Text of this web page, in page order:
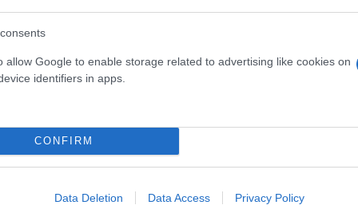
allow Google to enable storage related to advertising like cookies on
identifiers in apps.
CONFIRM
Data Deletion Data Access Privacy Policy
αντίστοιχα μέτρα της ενεργειακής κρίσης του
στις τιμές ενέργειας.
με στόχο η ενίσχυση να κατευθυνθεί
στο κόστος μετακίνησης. Το εισοδηματικό
ευρώ για έγγαμους ή μέρη συμφώνου συμβίωσης,
τις μονογονεϊκές οικογένειες, το όριο